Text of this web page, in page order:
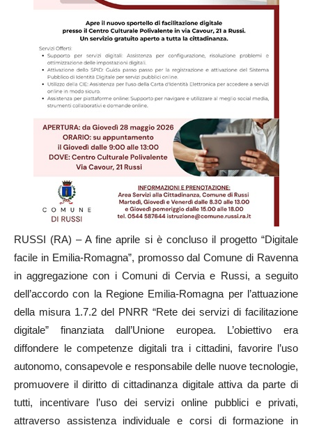
RUSSI (RA) – A fine aprile si è concluso il progetto “Digitale
facile in Emilia-Romagna”, promosso dal Comune di Ravenna
in aggregazione con i Comuni di Cervia e Russi, a seguito
dell’accordo con la Regione Emilia-Romagna per l’attuazione
della misura 1.7.2 del PNRR “Rete dei servizi di facilitazione
digitale” finanziata dall’Unione europea. L’obiettivo era
diffondere le competenze digitali tra i cittadini, favorire l’uso
autonomo, consapevole e responsabile delle nuove tecnologie,
promuovere il diritto di cittadinanza digitale attiva da parte di
tutti, incentivare l’uso dei servizi online pubblici e privati,
attraverso assistenza individuale e corsi di formazione in